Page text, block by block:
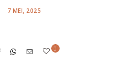
POSTED
7 MEI, 2025
0